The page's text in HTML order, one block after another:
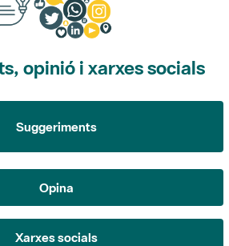
opinió i xarxes socials
Suggeriments
Opina
Xarxes socials